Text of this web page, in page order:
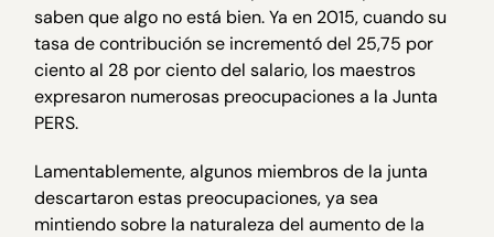
saben que algo no está bien. Ya en 2015, cuando su
tasa de contribución se incrementó del 25,75 por
ciento al 28 por ciento del salario, los maestros
expresaron numerosas preocupaciones a la Junta
PERS.
Lamentablemente, algunos miembros de la junta
descartaron estas preocupaciones, ya sea
mintiendo sobre la naturaleza del aumento de la